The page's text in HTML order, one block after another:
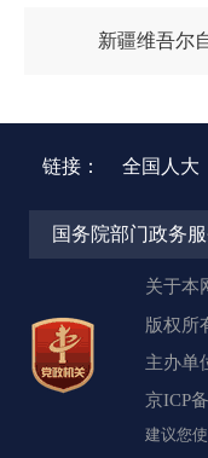
新疆维吾尔
链接： 全国人大
国务院部门政务
关于本
版权所
主办单
京ICP
建议您